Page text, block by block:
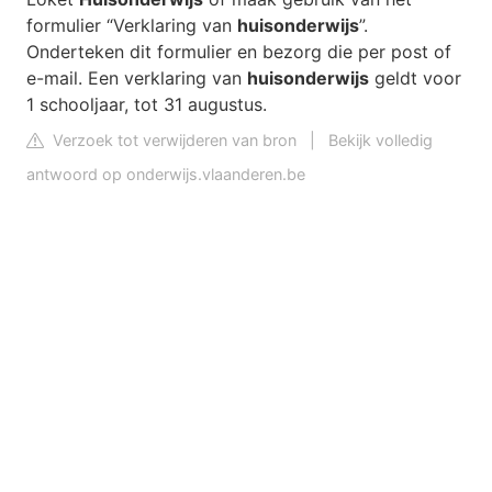
formulier “Verklaring van huisonderwijs”.
Onderteken dit formulier en bezorg die per post of
e-mail. Een verklaring van huisonderwijs geldt voor
1 schooljaar, tot 31 augustus.
Verzoek tot verwijderen van bron
Bekijk volledig
antwoord op onderwijs.vlaanderen.be